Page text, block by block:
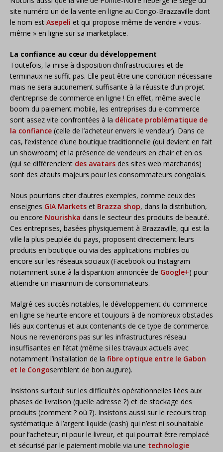
site numéro un de la vente en ligne au Congo-Brazzaville dont
le nom est Asepeli et qui propose même de vendre « vous-
même » en ligne sur sa marketplace.
La confiance au cœur du développement
Toutefois, la mise à disposition d’infrastructures et de
terminaux ne suffit pas. Elle peut être une condition nécessaire
mais ne sera aucunement suffisante à la réussite d’un projet
d’entreprise de commerce en ligne ! En effet, même avec le
boom du paiement mobile, les entreprises du e-commerce
sont assez vite confrontées à la délicate problématique de
la confiance (celle de l’acheteur envers le vendeur). Dans ce
cas, l’existence d’une boutique traditionnelle (qui devient en fait
un showroom) et la présence de vendeurs en chair et en os
(qui se différencient des avatars des sites web marchands)
sont des atouts majeurs pour les consommateurs congolais.
Nous pourrions citer d’autres exemples, comme ceux des
enseignes GIA Markets et Brazza shop, dans la distribution,
ou encore Nourishka dans le secteur des produits de beauté.
Ces entreprises, basées physiquement à Brazzaville, qui est la
ville la plus peuplée du pays, proposent directement leurs
produits en boutique ou via des applications mobiles ou
encore sur les réseaux sociaux (Facebook ou Instagram
notamment suite à la disparition annoncée de Google+) pour
atteindre un maximum de consommateurs.
Malgré ces succès notables, le développement du commerce
en ligne se heurte encore et toujours à de nombreux obstacles
liés aux contenus et aux contenants de ce type de commerce.
Nous ne reviendrons pas sur les infrastructures réseau
insuffisantes en l’état (même si les travaux actuels avec
notamment l’installation de la fibre optique entre le Gabon
et le Congosemblent de bon augure).
Insistons surtout sur les difficultés opérationnelles liées aux
phases de livraison (quelle adresse ?) et de stockage des
produits (comment ? où ?). Insistons aussi sur le recours trop
systématique à l’argent liquide (cash) qui n’est ni souhaitable
pour l’acheteur, ni pour le livreur, et qui pourrait être remplacé
et sécurisé par le paiement mobile via une technologie